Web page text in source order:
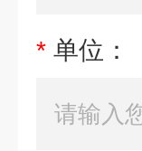
* 单位：